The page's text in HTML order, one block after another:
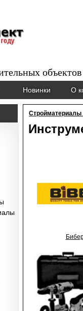
Новинки О
Стройматериалы